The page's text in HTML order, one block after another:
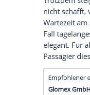
Als
die
bei
werden
Kosten